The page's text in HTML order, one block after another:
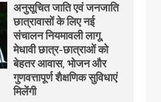
अनुसूचित जाति एवं जनजाति
छात्रावासों के लिए नई
संचालन नियमावली लागू,
मेधावी छात्र-छात्राओं को
बेहतर आवास, भोजन और
गुणवत्तापूर्ण शैक्षणिक सुविधाएं
मिलेंगी